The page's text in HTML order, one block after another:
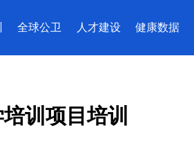
全球公卫 人才建设 健康数据
训项目培训